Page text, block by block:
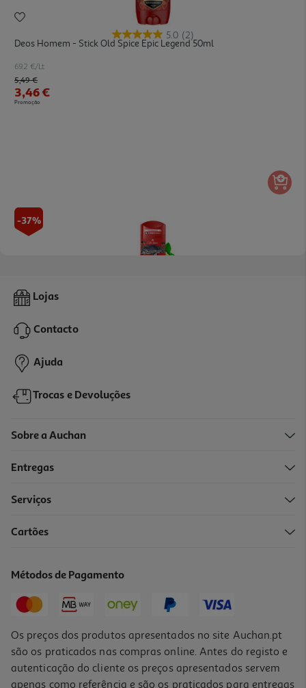
5.0 (2)
Deos Homem - Stick Old Spice Epic Legend 50ml
69.2 €/Lt
Price reduced from
5,49 €to
3,46 €
Promoção
-37%
Desodorizante Stick Old Spice Nightpanther 50ml
Price reduced from
5,49 €to
3,46 €
Lojas
Contacto
Ajuda
Trocas e Devoluções
Sobre a Auchan
Entregas
Serviços
Cartões
Métodos de Pagamento
Os preços dos produtos apresentados no site Auchan.pt
são os praticados nas compras online. Antes do registo e
autenticação do cliente os preços apresentados servem
apenas como referência e são os praticados para entregas